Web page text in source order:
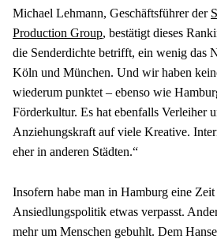
Michael Lehmann, Geschäftsführer der
Production Group, bestätigt dieses
die Senderdichte betrifft, ein wenig das
Köln und München. Und wir haben
wiederum punktet – ebenso wie
Förderkultur. Es hat ebenfalls Verleiher
Anziehungskraft auf viele Kreative.
eher in anderen Städten.“
Insofern habe man in Hamburg eine
Ansiedlungspolitik etwas verpasst.
mehr um Menschen gebuhlt. Dem